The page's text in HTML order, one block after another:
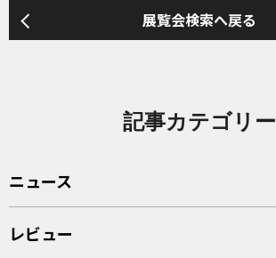
展覧会検索へ戻る
記事カテゴリー
ニュース
レビュー